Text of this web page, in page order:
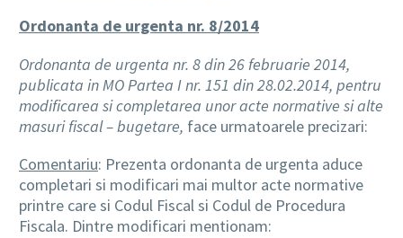
Ordonanta de urgenta nr. 8/2014
Ordonanta de urgenta nr. 8 din 26 februarie 2014,
publicata in MO Partea I nr. 151 din 28.02.2014, pentru
modificarea si completarea unor acte normative si alte
masuri fiscal – bugetare, face urmatoarele precizari:
Comentariu: Prezenta ordonanta de urgenta aduce
completari si modificari mai multor acte normative
printre care si Codul Fiscal si Codul de Procedura
Fiscala. Dintre modificari mentionam: